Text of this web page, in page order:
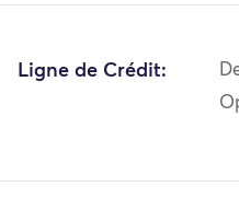
Ligne de Crédit: